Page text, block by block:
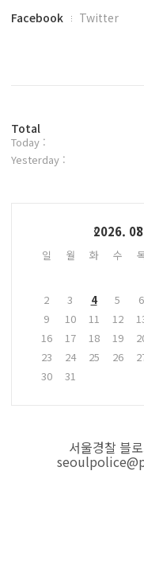
페
플
러
그
Facebook Twitter
방
문
자
Total
Today :
Yesterday :
2026. 08
일 월 화 수
2
3 4 5 6
9
10 11 12
16
17 18 19
23
24 25 26
30
31
서울경찰 블